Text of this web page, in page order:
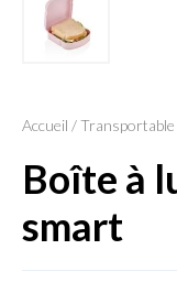
Accueil /Transportable
boîte à lunch
smart